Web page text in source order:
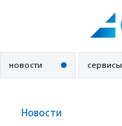
новости сервисы
Новости